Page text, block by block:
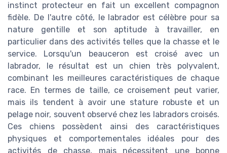
instinct protecteur en fait un excellent compagnon
fidèle. De l'autre côté, le labrador est célèbre pour sa
nature gentille et son aptitude à travailler, en
particulier dans des activités telles que la chasse et le
service. Lorsqu'un beauceron est croisé avec un
labrador, le résultat est un chien très polyvalent,
combinant les meilleures caractéristiques de chaque
race. En termes de taille, ce croisement peut varier,
mais ils tendent à avoir une stature robuste et un
pelage noir, souvent observé chez les labradors croisés.
Ces chiens possèdent ainsi des caractéristiques
physiques et comportementales idéales pour des
activités de chasse, mais nécessitent une bonne